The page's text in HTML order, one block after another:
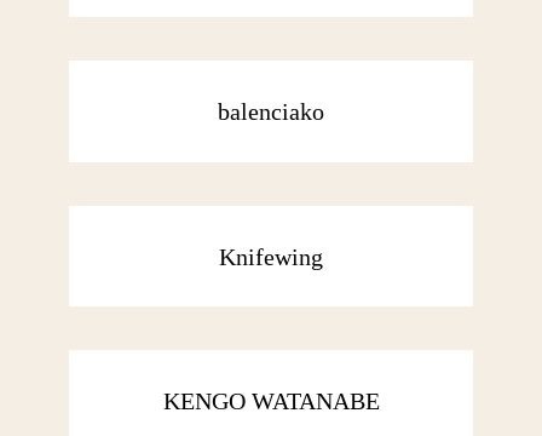
balenciako
Knifewing
KENGO WATANABE